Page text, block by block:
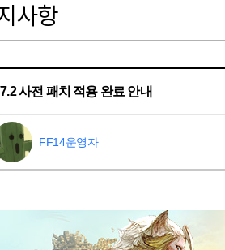
사항
사전 패치 적용 완료 안내
FF14운영자